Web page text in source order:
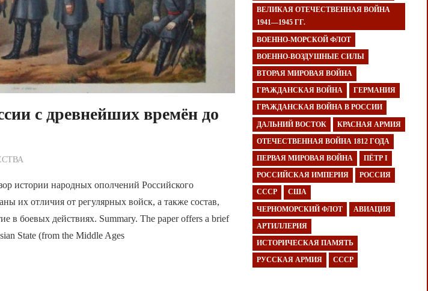
с древнейших времён до
истории народных ополчений Российского
их отличия от регулярных войск, а также состав,
в боевых действиях. Summary. The paper offers a brief
State (from the Middle Ages
ВЕЛИКАЯ ОТЕЧЕСТВЕННАЯ ВОЙНА
1941—1945 ГГ.
ВОЕННО-МОРСКОЙ ФЛОТ
ВОЕННО-ВОЗДУШНЫЕ СИЛЫ
ВТОРАЯ МИРОВАЯ ВОЙНА
ГРАЖДАНСКАЯ ВОЙНА ГЕРМАНИЯ
ГРАЖДАНСКАЯ ВОЙНА В РОССИИ
ДАЛЬНИЙ ВОСТОК КРАСНАЯ АРМИЯ
ОТЕЧЕСТВЕННАЯ ВОЙНА 1812 ГОДА
ПЕРВАЯ МИРОВАЯ ВОЙНА ПЁТР I
РОССИЙСКАЯ ИМПЕРИЯ РОССИЯ
СССР США
ЧЕРНОМОРСКИЙ ФЛОТ АВИАЦИЯ
АРТИЛЛЕРИЯ
ИСТОРИЧЕСКАЯ ПАМЯТЬ
РУССКАЯ АРМИЯ СССР